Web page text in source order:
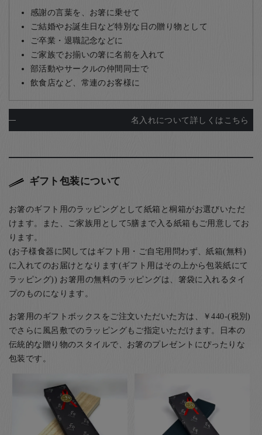
感謝の言葉を、お箸に乗せて
ご結婚やお誕生日など特別な日の贈り物として
ご卒業・退職記念などに
ご家族でお揃いの箸に名前を入れて
部活動やサークルの仲間同士で
飲食店など、常連のお客様に
名入れについて詳しくはこちら
ギフト包装について
お箸のギフト用のラッピングとして紙箱と桐箱がお選びいただ
けます。また、ご家族用として5膳まで入る紙箱もご用意してお
ります。
(お子様食器に関してはギフト用・ご自宅用問わず、紙箱(無料)
に入れてのお届けとなります(ギフト用はその上から包装紙にて
ラッピング)) お箸用の無料のラッピングは、箸袋に入れるタイ
プのものになります。
お箸用のギフトボックスをご注文いただいた方は、￥440-(税別)
でさらに風呂敷でのラッピングもご指定いただけます。日本の
伝統的な贈り物のスタイルで、お箸のプレゼントにぴったりな
包装です。